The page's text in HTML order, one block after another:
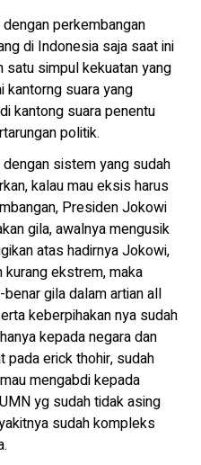
perkembangan
di Indonesia saja saat ini
satu simpul kekuatan yang
kantorng suara yang
kantong suara penentu
politik.
sistem yang sudah
kalau mau eksis harus
Presiden Jokowi
gila, awalnya mengusik
atas hadirnya Jokowi,
ekstrem, maka
gila dalam artian all
keberpihakan nya sudah
kepada negara dan
pada erick thohir, sudah
mengabdi kepada
yg sudah tidak asing
sudah kompleks